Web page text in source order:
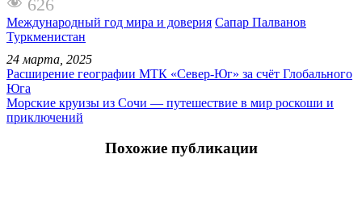
626
Международный год мира и доверия Сапар Палванов
Туркменистан
24 марта, 2025
Расширение географии МТК «Север-Юг» за счёт Глобального
Юга
Морские круизы из Сочи — путешествие в мир роскоши и
приключений
Похожие публикации